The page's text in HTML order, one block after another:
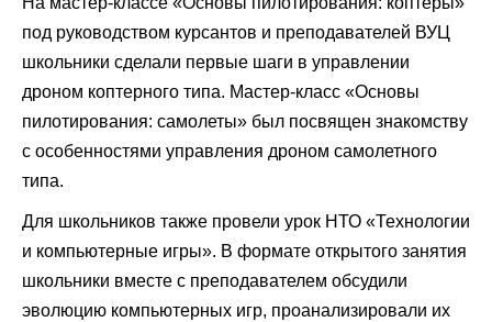
под руководством курсантов и преподавателей ВУЦ
школьники сделали первые шаги в управлении
дроном коптерного типа. Мастер-класс «Основы
пилотирования: самолеты» был посвящен знакомству
с особенностями управления дроном самолетного
типа.
Для школьников также провели урок НТО «Технологии
и компьютерные игры». В формате открытого занятия
школьники вместе с преподавателем обсудили
эволюцию компьютерных игр, проанализировали их